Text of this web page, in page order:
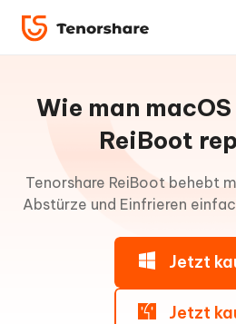
for iOS
Neu
Wie man
ReiBoot
Tenorshare ReiBoot behebt
Abstürze und Einfrieren
Jetzt
Jetzt
für
Recovery-
Modus